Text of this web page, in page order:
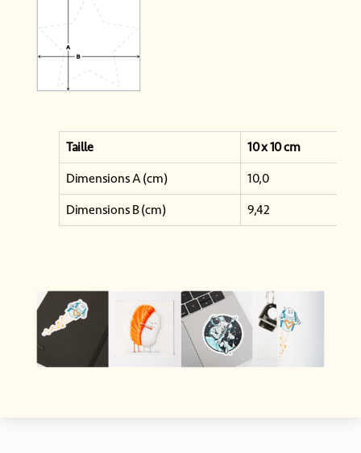
Taille
10 x 10 cm
Dimensions A (cm)
10,0
Dimensions B (cm)
9,42